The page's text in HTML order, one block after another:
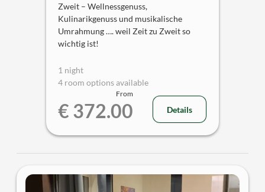
Zweit – Wellnessgenuss,
Kulinarikgenuss und musikalische
Umrahmung …. weil Zeit zu Zweit so
wichtig ist!
1 night
4 room options available
From
€ 372.00 Details